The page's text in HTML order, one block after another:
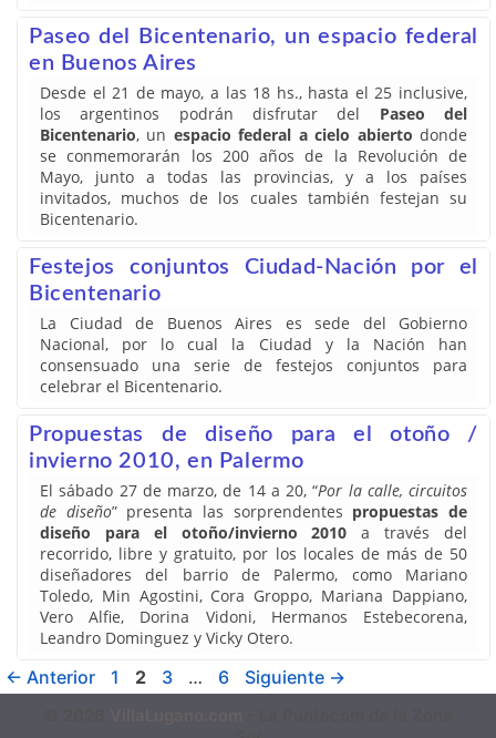
Paseo del Bicentenario, un espacio federal
en Buenos Aires
Desde el 21 de mayo, a las 18 hs., hasta el 25 inclusive,
los argentinos podrán disfrutar del Paseo del
Bicentenario, un espacio federal a cielo abierto donde
se conmemorarán los 200 años de la Revolución de
Mayo, junto a todas las provincias, y a los países
invitados, muchos de los cuales también festejan su
Bicentenario.
Festejos conjuntos Ciudad-Nación por el
Bicentenario
La Ciudad de Buenos Aires es sede del Gobierno
Nacional, por lo cual la Ciudad y la Nación han
consensuado una serie de festejos conjuntos para
celebrar el Bicentenario.
Propuestas de diseño para el otoño /
invierno 2010, en Palermo
El sábado 27 de marzo, de 14 a 20, “Por la calle, circuitos
de diseño” presenta las sorprendentes propuestas de
diseño para el otoño/invierno 2010 a través del
recorrido, libre y gratuito, por los locales de más de 50
diseñadores del barrio de Palermo, como Mariano
Toledo, Min Agostini, Cora Groppo, Mariana Dappiano,
Vero Alfie, Dorina Vidoni, Hermanos Estebecorena,
Leandro Dominguez y Vicky Otero.
← Anterior 1 2 3 … 6 Siguiente →